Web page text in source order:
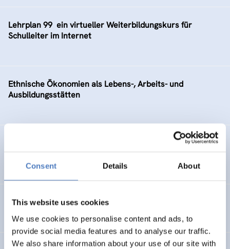
Consent Details About
This website uses cookies
We use cookies to personalise content and ads, to
provide social media features and to analyse our traffic.
We also share information about your use of our site with
Lehrplan 99  ein virtueller Weiterbildungskurs für
Schulleiter im Internet
Ethnische Ökonomien als Lebens-, Arbeits- und
Ausbildungsstätten
Machbarkeitsstudie für einen Pilotversuch Teleworking
Aufbau von “www.municipia.at”